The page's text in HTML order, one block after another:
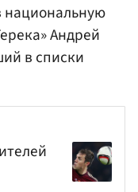
национальную
Андрей
в списки